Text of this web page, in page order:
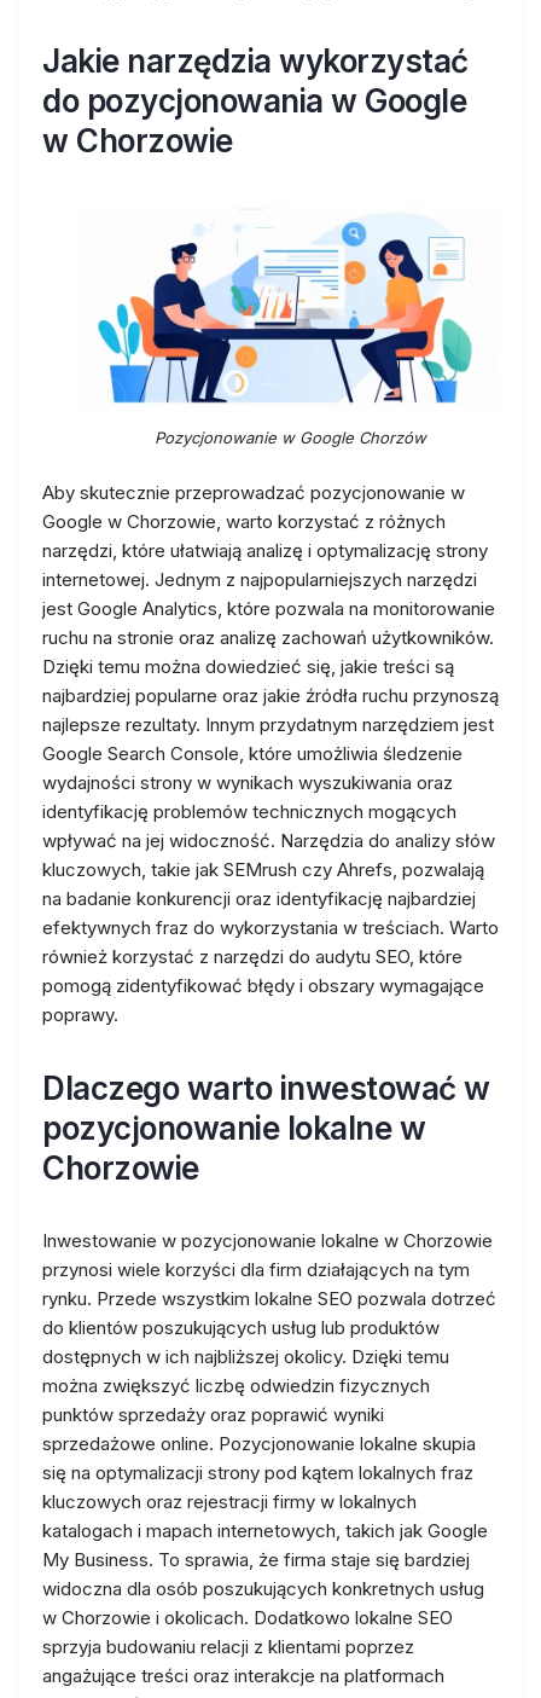
Jakie narzędzia wykorzystać
do pozycjonowania w Google
w Chorzowie
Pozycjonowanie w Google Chorzów
Aby skutecznie przeprowadzać pozycjonowanie w
Google w Chorzowie, warto korzystać z różnych
narzędzi, które ułatwiają analizę i optymalizację strony
internetowej. Jednym z najpopularniejszych narzędzi
jest Google Analytics, które pozwala na monitorowanie
ruchu na stronie oraz analizę zachowań użytkowników.
Dzięki temu można dowiedzieć się, jakie treści są
najbardziej popularne oraz jakie źródła ruchu przynoszą
najlepsze rezultaty. Innym przydatnym narzędziem jest
Google Search Console, które umożliwia śledzenie
wydajności strony w wynikach wyszukiwania oraz
identyfikację problemów technicznych mogących
wpływać na jej widoczność. Narzędzia do analizy słów
kluczowych, takie jak SEMrush czy Ahrefs, pozwalają
na badanie konkurencji oraz identyfikację najbardziej
efektywnych fraz do wykorzystania w treściach. Warto
również korzystać z narzędzi do audytu SEO, które
pomogą zidentyfikować błędy i obszary wymagające
poprawy.
Dlaczego warto inwestować w
pozycjonowanie lokalne w
Chorzowie
Inwestowanie w pozycjonowanie lokalne w Chorzowie
przynosi wiele korzyści dla firm działających na tym
rynku. Przede wszystkim lokalne SEO pozwala dotrzeć
do klientów poszukujących usług lub produktów
dostępnych w ich najbliższej okolicy. Dzięki temu
można zwiększyć liczbę odwiedzin fizycznych
punktów sprzedaży oraz poprawić wyniki
sprzedażowe online. Pozycjonowanie lokalne skupia
się na optymalizacji strony pod kątem lokalnych fraz
kluczowych oraz rejestracji firmy w lokalnych
katalogach i mapach internetowych, takich jak Google
My Business. To sprawia, że firma staje się bardziej
widoczna dla osób poszukujących konkretnych usług
w Chorzowie i okolicach. Dodatkowo lokalne SEO
sprzyja budowaniu relacji z klientami poprzez
angażujące treści oraz interakcje na platformach